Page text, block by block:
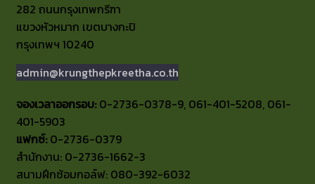
282 ถนนกรุงเทพกรีฑา
แขวงหัวหมาก เขตบางกะปิ
กรุงเทพฯ 10240
admin@krungthepkreetha.co.th
จองเวลาออกรอบ:0-2736-0378-9, 061-401-5208, 061-
401-5903
แฟกซ์:0-2736-0379
สำนักงาน: 0-2736-1662-3
สนามฝึกซ้อมกอล์ฟ: 080-392-6032